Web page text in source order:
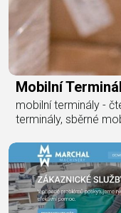
Mobilní
mobilní terminály -
terminály, sběrné